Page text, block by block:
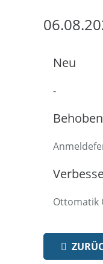
Neu
-
Behoben
Ottomatik